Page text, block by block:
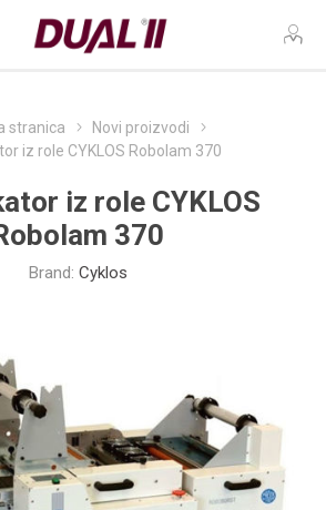
stranica
Novi proizvodi
iz role CYKLOS Robolam 370
iz role CYKLOS
370
Brand: Cyklos